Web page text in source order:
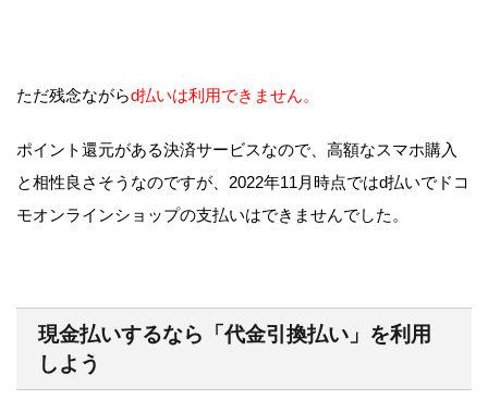
ただ残念ながらd払いは利用できません。
ポイント還元がある決済サービスなので、高額なスマホ購入
と相性良さそうなのですが、2022年11月時点ではd払いでドコ
モオンラインショップの支払いはできませんでした。
現金払いするなら「代金引換払い」を利用
しよう